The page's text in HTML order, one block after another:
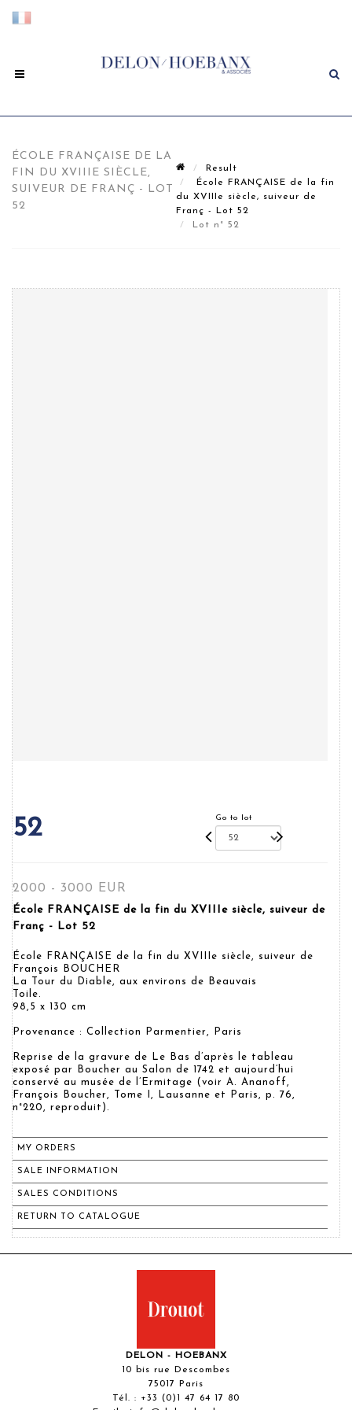
ÉCOLE FRANÇAISE DE LA
FIN DU XVIIIE SIÈCLE,
SUIVEUR DE FRANÇ - LOT
52
Result
École FRANÇAISE de la fin
du XVIIIe siècle, suiveur de
Franç - Lot 52
Lot n° 52
52 Go to lot
2000 - 3000 EUR
École FRANÇAISE de la fin du XVIIIe siècle, suiveur de
Franç - Lot 52
École FRANÇAISE de la fin du XVIIIe siècle, suiveur de
François BOUCHER
La Tour du Diable, aux environs de Beauvais
Toile.
98,5 x 130 cm
Provenance : Collection Parmentier, Paris
Reprise de la gravure de Le Bas d’après le tableau
exposé par Boucher au Salon de 1742 et aujourd’hui
conservé au musée de l’Ermitage (voir A. Ananoff,
François Boucher, Tome I, Lausanne et Paris, p. 76,
n°220, reproduit).
MY ORDERS
SALE INFORMATION
SALES CONDITIONS
RETURN TO CATALOGUE
DELON - HOEBANX
10 bis rue Descombes
75017 Paris
Tél. : +33 (0)1 47 64 17 80